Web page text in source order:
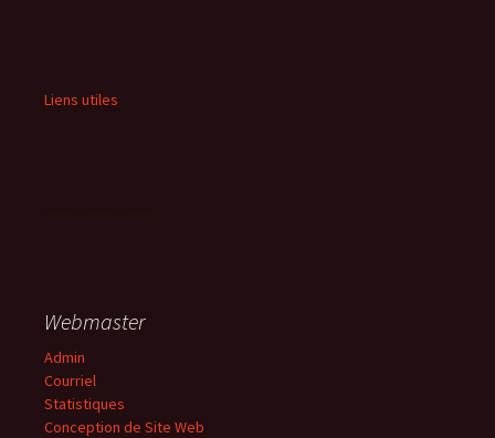
Liens utiles
Webmaster
Admin
Courriel
Statistiques
Conception de Site Web